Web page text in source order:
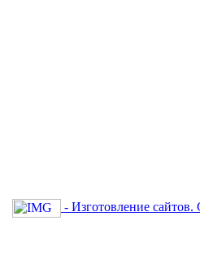
- Изготовление сайтов.